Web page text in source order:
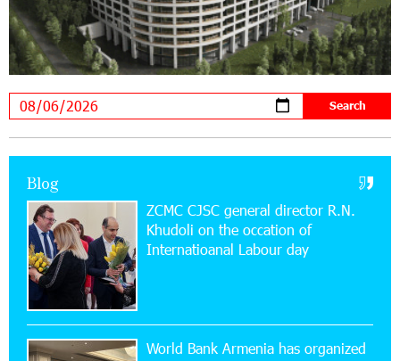
Armenia on the international stage
11:53:39 23-07-2026
Ucom Supports the Installation of a 15 kW Solar
Power Plant at the Vayk Sports School
17:52:52 20-07-2026
CashIn Services at AraratBank ATMs: Fast,
Simple, and Secure
Ucom Sales and Service Center Reopens at 3/47
Yerevanyan Street in Yeghvard
Blog
ZCMC CJSC general director R.N.
Khudoli on the օccation of
Internatioanal Labour day
World Bank Armenia has organized